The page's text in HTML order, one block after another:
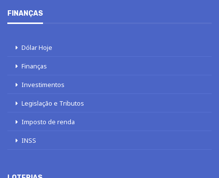
FINANÇAS
Dólar Hoje
Finanças
Investimentos
Legislação e Tributos
Imposto de renda
INSS